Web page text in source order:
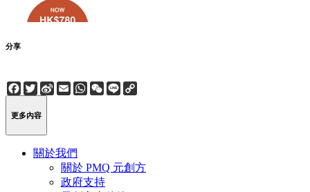
分享
Facebook
Twitter
Sina
Weibo
EmailWhatsApp
WeChat
Line
更多內容
關於我們
關於 PMQ 元創方
政府支持